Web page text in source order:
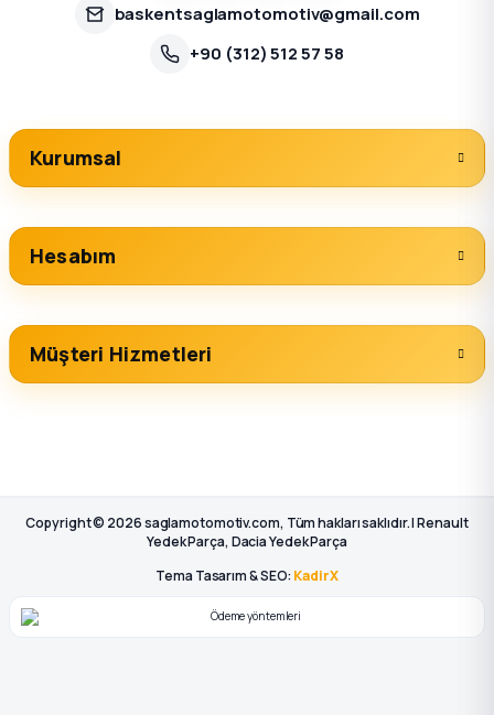
baskentsaglamotomotiv@gmail.com
+90 (312) 512 57 58
Kurumsal
Hesabım
Müşteri Hizmetleri
Copyright © 2026 saglamotomotiv.com, Tüm hakları saklıdır. | Renault
Yedek Parça, Dacia Yedek Parça
Tema Tasarım & SEO: KadirX